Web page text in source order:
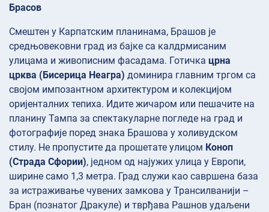
Брасов
Смештен у Карпатским планинама, Брашов је
средњовековни град из бајке са калдрмисаним
улицама и живописним фасадама. Готичка црна
црква (Бисерица Неагра) доминира главним тргом са
својом импозантном архитектуром и колекцијом
оријенталних тепиха. Идите жичаром или пешачите на
планину Тампа за спектакуларне погледе на град и
фотографије поред знака Брашова у холивудском
стилу. Не пропустите да прошетате улицом Коноп
(Страда Сфории), једном од најужих улица у Европи,
ширине само 1,3 метра. Град служи као савршена база
за истраживање чувених замкова у Трансилванији –
Бран (познатог Дракуле) и тврђава Рашнов удаљени